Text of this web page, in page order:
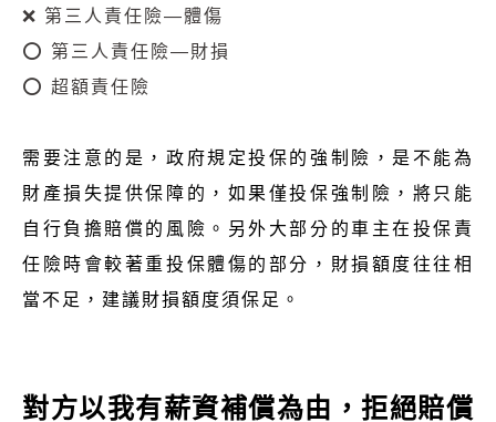
❌ 第三人責任險—體傷
⭕ 第三人責任險—財損
⭕ 超額責任險
需要注意的是，政府規定投保的強制險，是不能為
財產損失提供保障的，如果僅投保強制險，將只能
自行負擔賠償的風險。另外大部分的車主在投保責
任險時會較著重投保體傷的部分，財損額度往往相
當不足，建議財損額度須保足。
對方以我有薪資補償為由，拒絕賠償